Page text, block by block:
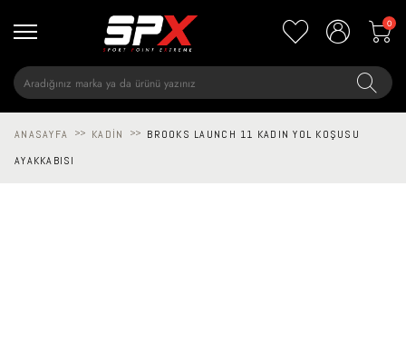
0
ANASAYFA >> KADIN >>
BROOKS LAUNCH 11 KADIN YOL KOŞUSU
AYAKKABISI